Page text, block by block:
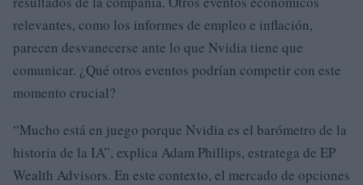
relevantes, como los informes de empleo e inflación,
parecen desvanecerse ante lo que Nvidia tiene que
comunicar. ¿Qué otros eventos podrían competir con este
momento crucial?
“Mucho está en juego porque Nvidia es el barómetro de la
historia de la IA”, explica Adam Phillips, estratega de EP
Wealth Advisors. En este contexto, el mercado de opciones